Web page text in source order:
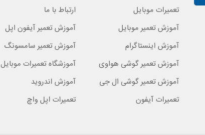
تعمیرات موبایل
ارتباط با ما
آموزش تعمیر موبایل
آموزش تعمیر آیفون اپل
آموزش اینستاگرام
آموزش تعمیر سامسونگ
آموزش تعمیر گوشی هواوی
آموزشگاه تعمیرات موبایل
آموزش تعمیر گوشی ال جی
آموزش اندروید
تعمیرات آیفون
تعمیرات اپل واچ